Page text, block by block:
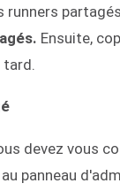
Ensuite,
devez vous
panneau